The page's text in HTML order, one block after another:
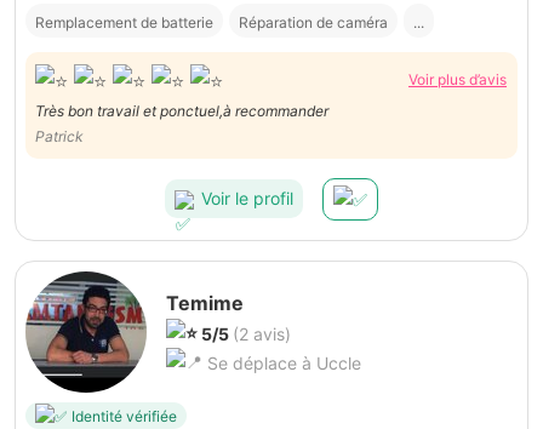
Remplacement de batterie Réparation de caméra ...
Voir plus d’avis
Très bon travail et ponctuel,à recommander
Patrick
Voir le profil
Temime
5/5 (2 avis)
Se déplace à Uccle
Identité vérifiée